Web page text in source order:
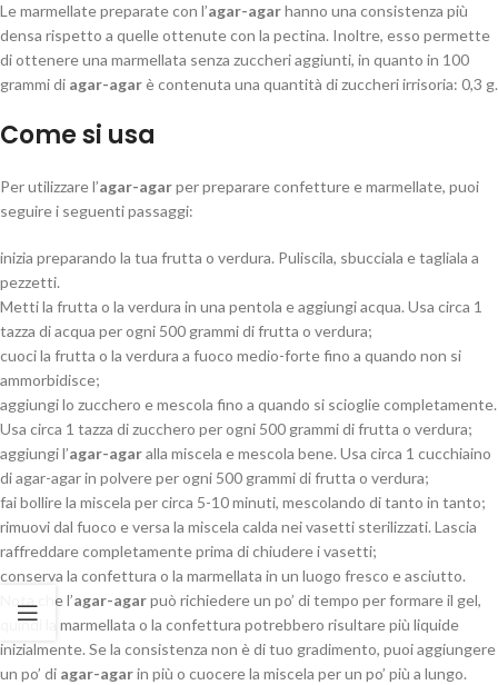
Le marmellate preparate con l’agar-agarhanno una consistenza più
densa rispetto a quelle ottenute con la pectina. Inoltre, esso permette
di ottenere una marmellata senza zuccheri aggiunti, in quanto in 100
grammi di agar-agarè contenuta una quantità di zuccheri irrisoria: 0,3 g.
Come si usa
Per utilizzare l’agar-agarper preparare confetture e marmellate, puoi
seguire i seguenti passaggi:
inizia preparando la tua frutta o verdura. Puliscila, sbucciala e tagliala a
pezzetti.
Metti la frutta o la verdura in una pentola e aggiungi acqua. Usa circa 1
tazza di acqua per ogni 500 grammi di frutta o verdura;
cuoci la frutta o la verdura a fuoco medio-forte fino a quando non si
ammorbidisce;
aggiungi lo zucchero e mescola fino a quando si scioglie completamente.
Usa circa 1 tazza di zucchero per ogni 500 grammi di frutta o verdura;
aggiungi l’agar-agaralla miscela e mescola bene. Usa circa 1 cucchiaino
di agar-agar in polvere per ogni 500 grammi di frutta o verdura;
fai bollire la miscela per circa 5-10 minuti, mescolando di tanto in tanto;
rimuovi dal fuoco e versa la miscela calda nei vasetti sterilizzati. Lascia
raffreddare completamente prima di chiudere i vasetti;
conserva la confettura o la marmellata in un luogo fresco e asciutto.
Nota che l’agar-agarpuò richiedere un po’ di tempo per formare il gel,
quindi la marmellata o la confettura potrebbero risultare più liquide
inizialmente. Se la consistenza non è di tuo gradimento, puoi aggiungere
un po’ di agar-agarin più o cuocere la miscela per un po’ più a lungo.